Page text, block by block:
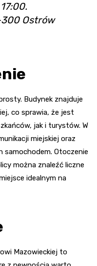
Ostrów
Budynek znajduje
co sprawia, że jest
jak i turystów. W
miejskiej oraz
samochodem. Otoczenie
można znaleźć liczne
idealnym na
Mazowieckiej to